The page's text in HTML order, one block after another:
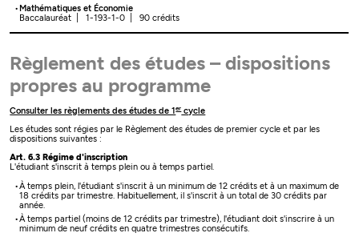
Mathématiques et Économie
Baccalauréat | 1-193-1-0 | 90 crédits
Règlement des études – dispositions
propres au programme
Consulter les règlements des études de 1ercycle
Les études sont régies par le Règlement des études de premier cycle et par les
dispositions suivantes :
Art. 6.3 Régime d'inscription
L'étudiant s'inscrit à temps plein ou à temps partiel.
À temps plein, l'étudiant s'inscrit à un minimum de 12 crédits et à un maximum de
18 crédits par trimestre. Habituellement, il s'inscrit à un total de 30 crédits par
année.
À temps partiel (moins de 12 crédits par trimestre), l'étudiant doit s'inscrire à un
minimum de neuf crédits en quatre trimestres consécutifs.